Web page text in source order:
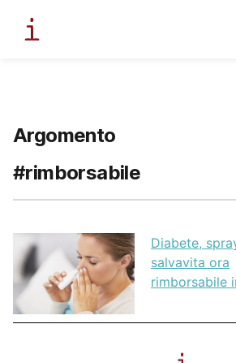
Argomento
#rimborsabile
Diabete,
salvavita ora
rimborsabile